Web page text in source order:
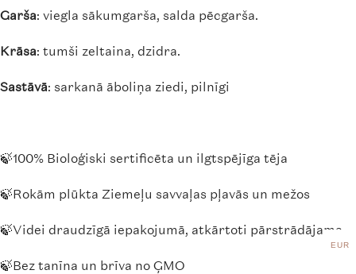
Garša: viegla sākumgarša, salda pēcgarša.
Krāsa: tumši zeltaina, dzidra.
Sastāvā: sarkanā āboliņa ziedi, pilnīgi
🍃100% Bioloģiski sertificēta un ilgtspējīga tēja
🍃Rokām plūkta Ziemeļu savvaļas pļavās un mežos
🍃Videi draudzīgā iepakojumā, atkārtoti pārstrādājama
🍃Bez tanīna un brīva no ĢMO
EUR